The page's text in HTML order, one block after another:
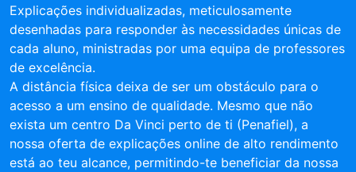
Explicações individualizadas, meticulosamente
desenhadas para responder às necessidades únicas de
cada aluno, ministradas por uma equipa de professores
de excelência.
A distância física deixa de ser um obstáculo para o
acesso a um ensino de qualidade. Mesmo que não
exista um centro Da Vinci perto de ti (Penafiel), a
nossa oferta de explicações online de alto rendimento
está ao teu alcance, permitindo-te beneficiar da nossa